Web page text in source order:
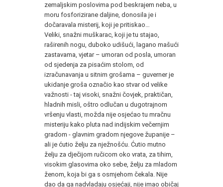
zemaljskim poslovima pod beskrajem neba, u
moru fosforizirane daljine, donosila je i
dočaravala misterij, koji je pritiskao…
Veliki, snažni muškarac, koji je tu stajao,
raširenih nogu, duboko udišući, lagano mašući
zastavama, vjetar – umoran od posla, umoran
od sjedenja za pisaćim stolom, od
izračunavanja u sitnim grošama – guverner je
ukidanje groša označio kao stvar od velike
važnosti - taj visoki, snažni čovjek, praktičan,
hladnih misli, oštro odlučan u dugotrajnom
vršenju vlasti, možda nije osjećao tu mračnu
misteriju kako pluta nad indijskim večernjim
gradom - glavnim gradom njegove županije –
ali je ćutio želju za nježnošću. Ćutio mutno
želju za dječijom ručicom oko vrata, za tihim,
visokim glasovima oko sebe, želju za mladom
ženom, koja bi ga s osmjehom čekala. Nije
dao da ga nadvladaju osjećaji, nije imao običaj